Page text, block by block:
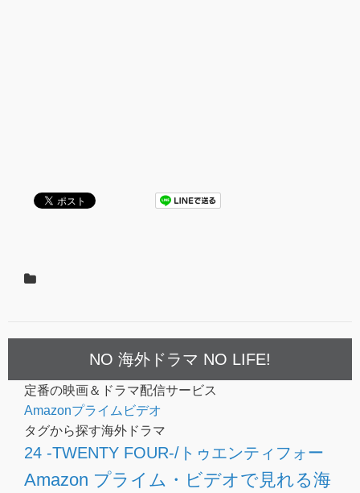
NO 海外ドラマ NO LIFE!
定番の映画＆ドラマ配信サービス
Amazonプライムビデオ
タグから探す海外ドラマ
24 -TWENTY FOUR-/トゥエンティフォー
Amazon プライム・ビデオで見れる海